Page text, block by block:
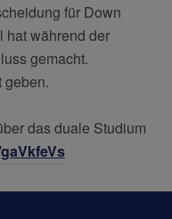
für Down
hat während der
gemacht.
geben.
das duale Studium